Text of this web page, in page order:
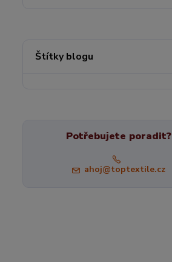
Štítky blogu
Potřebujete poradit?
ahoj@toptextile.cz